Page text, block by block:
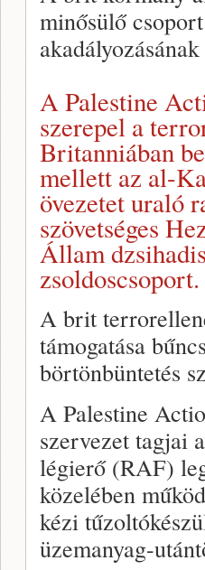
minősülő
A Palestine
szerepel a
Britanniában
mellett az al-
övezetet uraló
szövetséges
Állam
zsoldoscsoport.
A brit
támogatása
börtönbüntetés
A Palestine
szervezet tagjai
légierő (RAF)
közelében
kézi
üzemanyag-